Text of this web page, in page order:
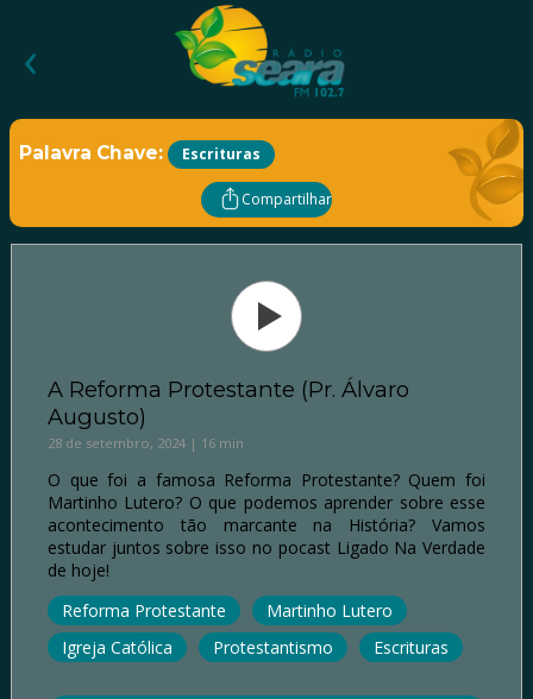
‹
Palavra Chave: Escrituras
Compartilhar
A Reforma Protestante (Pr. Álvaro
Augusto)
28 de setembro, 2024 | 16 min
O que foi a famosa Reforma Protestante? Quem foi
Martinho Lutero? O que podemos aprender sobre esse
acontecimento tão marcante na História? Vamos
estudar juntos sobre isso no pocast Ligado Na Verdade
de hoje!
Reforma Protestante
Martinho Lutero
Igreja Católica
Protestantismo Escrituras